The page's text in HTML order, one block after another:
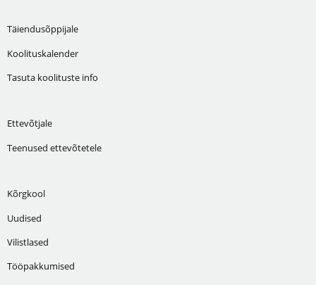
Täiendusõppijale
Koolituskalender
Tasuta koolituste info
Ettevõtjale
Teenused ettevõtetele
Kõrgkool
Uudised
Vilistlased
Tööpakkumised